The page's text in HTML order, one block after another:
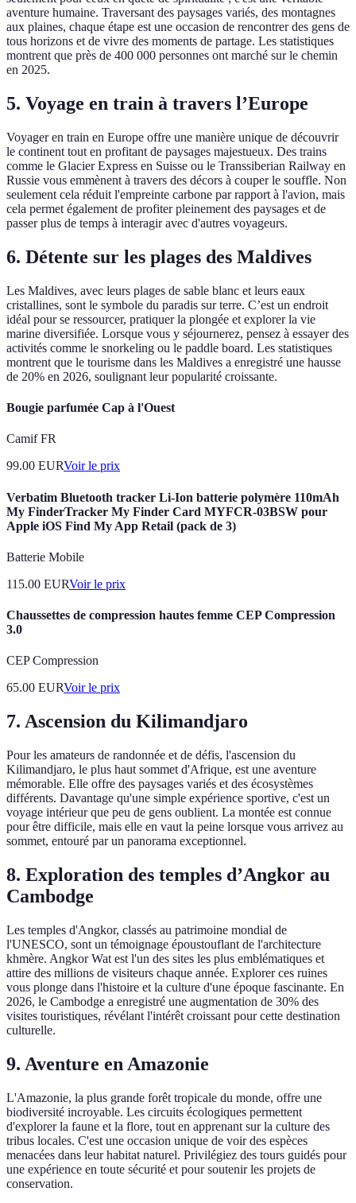
aventure humaine. Traversant des paysages variés, des montagnes
aux plaines, chaque étape est une occasion de rencontrer des gens de
tous horizons et de vivre des moments de partage. Les statistiques
montrent que près de 400 000 personnes ont marché sur le chemin
en 2025.
5. Voyage en train à travers l’Europe
Voyager en train en Europe offre une manière unique de découvrir
le continent tout en profitant de paysages majestueux. Des trains
comme le Glacier Express en Suisse ou le Transsiberian Railway en
Russie vous emmènent à travers des décors à couper le souffle. Non
seulement cela réduit l'empreinte carbone par rapport à l'avion, mais
cela permet également de profiter pleinement des paysages et de
passer plus de temps à interagir avec d'autres voyageurs.
6. Détente sur les plages des Maldives
Les Maldives, avec leurs plages de sable blanc et leurs eaux
cristallines, sont le symbole du paradis sur terre. C’est un endroit
idéal pour se ressourcer, pratiquer la plongée et explorer la vie
marine diversifiée. Lorsque vous y séjournerez, pensez à essayer des
activités comme le snorkeling ou le paddle board. Les statistiques
montrent que le tourisme dans les Maldives a enregistré une hausse
de 20% en 2026, soulignant leur popularité croissante.
Bougie parfumée Cap à l'Ouest
Camif FR
99.00 EURVoir le prix
Verbatim Bluetooth tracker Li-Ion batterie polymère 110mAh
My FinderTracker My Finder Card MYFCR-03BSW pour
Apple iOS Find My App Retail (pack de 3)
Batterie Mobile
115.00 EURVoir le prix
Chaussettes de compression hautes femme CEP Compression
3.0
CEP Compression
65.00 EURVoir le prix
7. Ascension du Kilimandjaro
Pour les amateurs de randonnée et de défis, l'ascension du
Kilimandjaro, le plus haut sommet d'Afrique, est une aventure
mémorable. Elle offre des paysages variés et des écosystèmes
différents. Davantage qu'une simple expérience sportive, c'est un
voyage intérieur que peu de gens oublient. La montée est connue
pour être difficile, mais elle en vaut la peine lorsque vous arrivez au
sommet, entouré par un panorama exceptionnel.
8. Exploration des temples d’Angkor au
Cambodge
Les temples d'Angkor, classés au patrimoine mondial de
l'UNESCO, sont un témoignage époustouflant de l'architecture
khmère. Angkor Wat est l'un des sites les plus emblématiques et
attire des millions de visiteurs chaque année. Explorer ces ruines
vous plonge dans l'histoire et la culture d'une époque fascinante. En
2026, le Cambodge a enregistré une augmentation de 30% des
visites touristiques, révélant l'intérêt croissant pour cette destination
culturelle.
9. Aventure en Amazonie
L'Amazonie, la plus grande forêt tropicale du monde, offre une
biodiversité incroyable. Les circuits écologiques permettent
d'explorer la faune et la flore, tout en apprenant sur la culture des
tribus locales. C'est une occasion unique de voir des espèces
menacées dans leur habitat naturel. Privilégiez des tours guidés pour
une expérience en toute sécurité et pour soutenir les projets de
conservation.